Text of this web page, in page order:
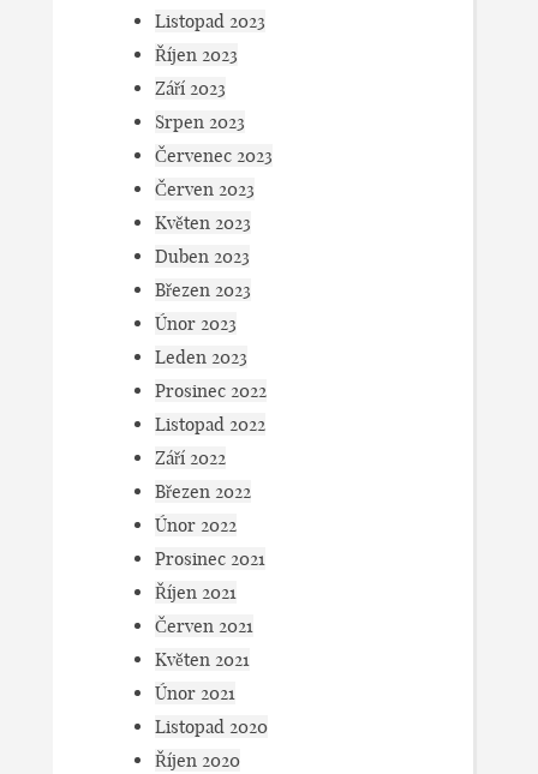
Listopad 2023
Říjen 2023
Září 2023
Srpen 2023
Červenec 2023
Červen 2023
Květen 2023
Duben 2023
Březen 2023
Únor 2023
Leden 2023
Prosinec 2022
Listopad 2022
Září 2022
Březen 2022
Únor 2022
Prosinec 2021
Říjen 2021
Červen 2021
Květen 2021
Únor 2021
Listopad 2020
Říjen 2020